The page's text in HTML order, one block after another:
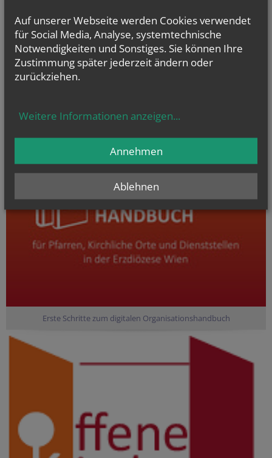
Öffnungszeiten: Dienstag bis Donnerstag 9-16 Uhr, Freitag 9-12 Uhr
[1]1010 Wien, Stephansplatz 6
Erste Schritte zum digitalen Organisationshandbuch
Auf unserer Webseite werden Cookies verwendet
für Social Media, Analyse, systemtechnische
Notwendigkeiten und Sonstiges. Sie können Ihre
Zustimmung später jederzeit ändern oder
zurückziehen.
Weitere Informationen anzeigen...
Ablehnen
Annehmen